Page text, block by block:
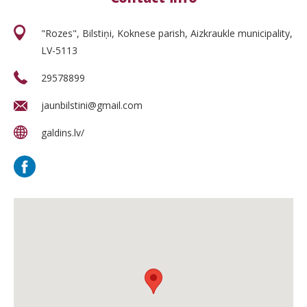
"Rozes", Bilstiņi, Koknese parish, Aizkraukle municipality,
LV-5113
29578899
jaunbilstini@gmail.com
galdins.lv/